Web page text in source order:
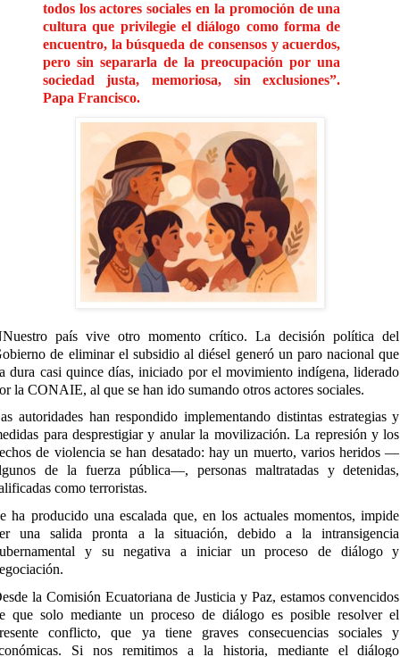
todos los actores sociales en la promoción de una
cultura que privilegie el diálogo como forma de
encuentro, la búsqueda de consensos y acuerdos,
pero sin separarla de la preocupación por una
sociedad justa, memoriosa, sin exclusiones”.
Papa Francisco.
país vive otro momento crítico. La decisión política del
de eliminar el subsidio al diésel generó un paro nacional que
dura casi quince días, iniciado por el movimiento indígena, liderado
la CONAIE, al que se han ido sumando otros actores sociales.
autoridades han respondido implementando distintas estrategias y
para desprestigiar y anular la movilización. La represión y los
de violencia se han desatado: hay un muerto, varios heridos —
de la fuerza pública—, personas maltratadas y detenidas,
como terroristas.
ha producido una escalada que, en los actuales momentos, impide
una salida pronta a la situación, debido a la intransigencia
y su negativa a iniciar un proceso de diálogo y
la Comisión Ecuatoriana de Justicia y Paz, estamos convencidos
que solo mediante un proceso de diálogo es posible resolver el
conflicto, que ya tiene graves consecuencias sociales y
Si nos remitimos a la historia, mediante el diálogo